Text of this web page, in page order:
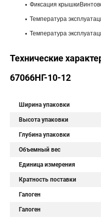
Фиксация
Температура
Температура
Технические
67066НГ-10-12
Ширина упаковки
Высота упаковки
Глубина упаковки
Объемный вес
Единица измерения
Кратность поставки
Галоген
Галоген